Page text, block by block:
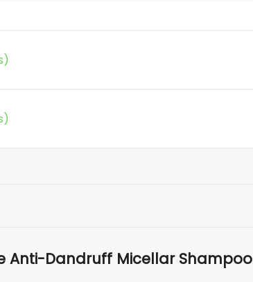
Anti-Dandruff Micellar Shampoo